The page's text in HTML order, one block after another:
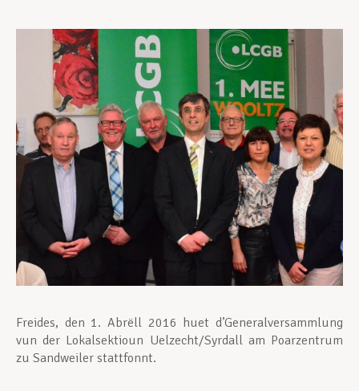
Assistance en vie privée
Développement professionnel
Devenir Membre
Actualités
Freides, den 1. Abrëll 2016 huet d’Generalversammlung
vun der Lokalsektioun Uelzecht/Syrdall am Poarzentrum
zu Sandweiler stattfonnt.